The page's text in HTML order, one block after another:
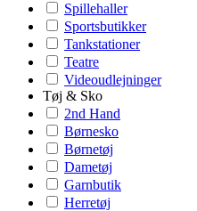
Spillehaller
Sportsbutikker
Tankstationer
Teatre
Videoudlejninger
Tøj & Sko
2nd Hand
Børnesko
Børnetøj
Dametøj
Garnbutik
Herretøj